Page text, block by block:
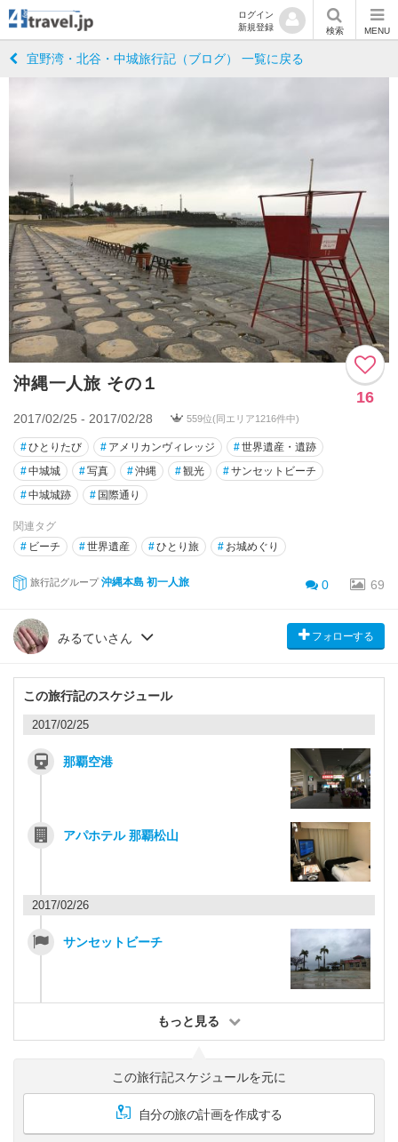
ログイン
新規登録
検索 MENU
宜野湾・北谷・中城旅行記（ブログ） 一覧に戻る
沖縄一人旅 その１
16
2017/02/25 - 2017/02/28 559位(同エリア1216件中)
#ひとりたび # アメリカンヴィレッジ #世界遺産・遺跡
#中城城 #写真 #沖縄 #観光 #サンセットビーチ
#中城城跡 # 国際通り
関連タグ
# ビーチ #世界遺産 #ひとり旅 # お城めぐり
旅行記グループ 沖縄本島 初一人旅 0 69
みるていさん フォローする
この旅行記のスケジュール
2017/02/25
那覇空港
アパホテル 那覇松山
2017/02/26
サンセットビーチ
もっと見る
この旅行記スケジュールを元に
自分の旅の計画を作成する